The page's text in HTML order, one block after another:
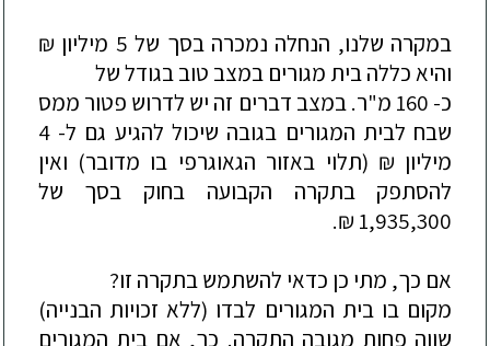
במקרה שלנו, הנחלה נמכרהבסך של 5 מיליון ₪
והיאכללהבית מגורים במצב טובבגודלשל
כ- 160 מ"ר.במצב דברים זה יש לדרוש פטור ממס
שבח לבית המגורים בגובה שיכול להגיע גם ל- 4
מיליון ₪
(תלוי באזור הגאוגרפי בו מדובר) ואין
להסתפקבתקרה הקבועה בחוק בסך של
1,935,300
₪
.
אם כך, מתי כן כדאי להשתמשבתקרה זו?
מקום בובית המגורים לבדו (ללא זכויות הבנייה)
שווה פחות מגובה התקרה. כך, אםבית המגורים